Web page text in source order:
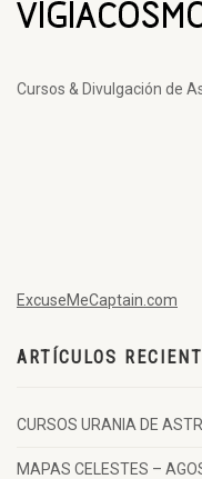
Cursos & Divulgación de
ExcuseMeCaptain.com
ARTÍCULOS
CURSOS URANIA DE
MAPAS CELESTES –